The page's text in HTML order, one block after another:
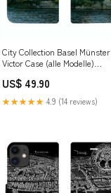
City Collection Basel Münster
Victor Case (alle Modelle)
US$ 49.90
★★★★★ 4.9 (14 reviews)